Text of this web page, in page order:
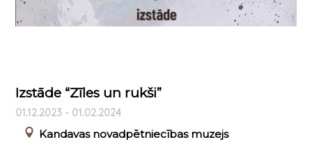
Izstāde “Zīles un rukši”
01.12.2023 - 01.02.2024
Kandavas novadpētniecības muzejs